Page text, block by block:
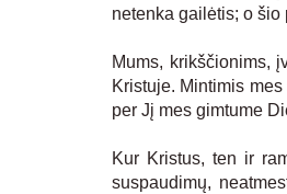
netenka gailėtis; o šio
Mums, krikščionims,
Kristuje. Mintimis
per Jį mes gimtume
Kur Kristus, ten ir
suspaudimų,